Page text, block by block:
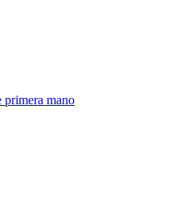
primera mano